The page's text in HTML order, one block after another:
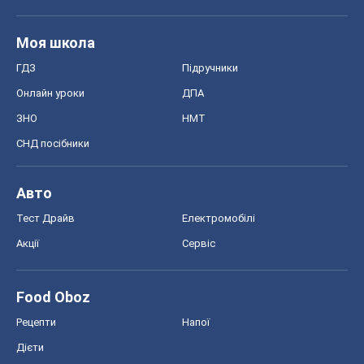
Моя школа
ГДЗ Підручники
Онлайн уроки ДПА
ЗНО НМТ
СНД посібники
Авто
Тест Драйв Електромобілі
Акції Сервіс
Food Oboz
Рецепти Напої
Дієти